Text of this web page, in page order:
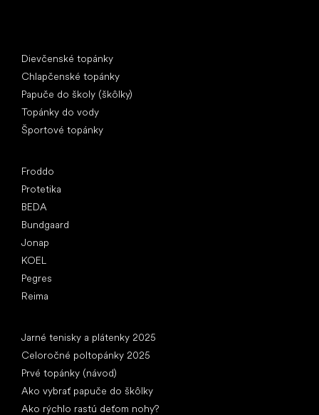
Dievčenské topánky
Chlapčenské topánky
Papuče do školy (škôlky)
Topánky do vody
Športové topánky
Froddo
Protetika
BEDA
Bundgaard
Jonap
KOEL
Pegres
Reima
Jarné tenisky a plátenky 2025
Celoročné poltopánky 2025
Prvé topánky (návod)
Ako vybrať papuče do škôlky
Ako rýchlo rastú deťom nohy?